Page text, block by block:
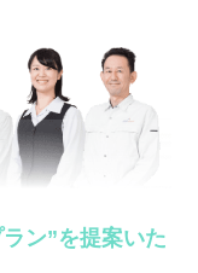
ン”を提案いた